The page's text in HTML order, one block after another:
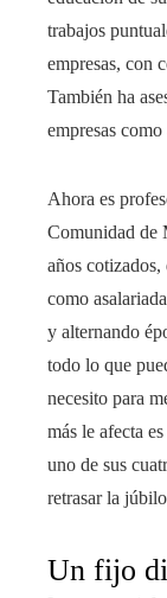
trabajos
empresas, con
También ha
empresas
Ahora es
Comunidad de
años
como
y alternando
todo lo que
necesito para
más le afecta
uno de sus
retrasar la
Un fijo